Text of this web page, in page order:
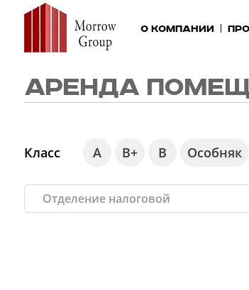
О компании
АРЕНДА
Класс А В+ В Особняк